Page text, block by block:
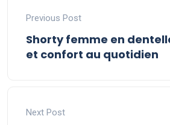
Previous Post
Shorty femme en
et confort au quotidien
Next Post